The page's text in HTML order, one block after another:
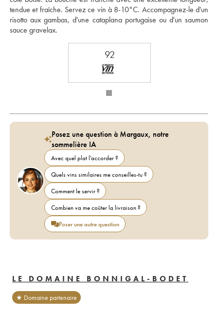
tendue et fraîche. Servez ce vin à 8-10°C. Accompagnez-le d'un
risotto aux gambas, d'une cataplana portugaise ou d'un saumon
sauce gravelax.
92
Posez une question à Margaux, notre
sommelière IA
Avec quel plat l'accorder ?
Quels vins similaires me conseilles-tu ?
Comment le servir ?
Combien va me coûter la livraison ?
Poser une autre question
LE DOMAINE BONNIGAL-BODET
★ Domaine partenaire